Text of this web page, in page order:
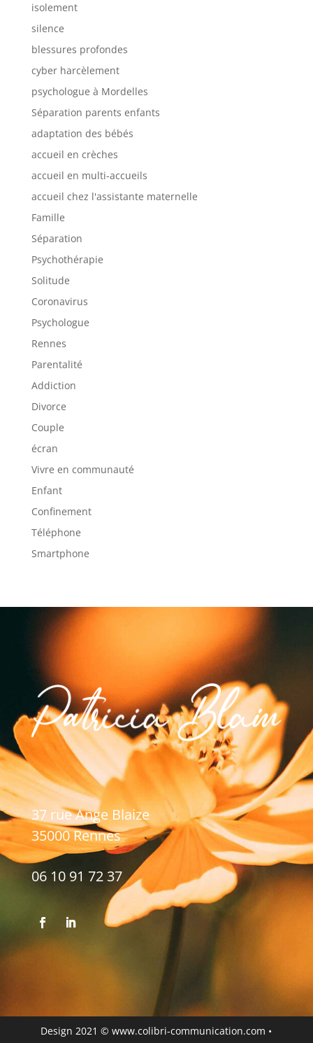
isolement
silence
blessures profondes
cyber harcèlement
psychologue à Mordelles
Séparation parents enfants
adaptation des bébés
accueil en crèches
accueil en multi-accueils
accueil chez l'assistante maternelle
Famille
Séparation
Psychothérapie
Solitude
Coronavirus
Psychologue
Rennes
Parentalité
Addiction
Divorce
Couple
écran
Vivre en communauté
Enfant
Confinement
Téléphone
Smartphone
37 rue Ange Blaize
35000 Rennes
06 10 91 72 37
Design 2021 ©www.colibri-communication.com •